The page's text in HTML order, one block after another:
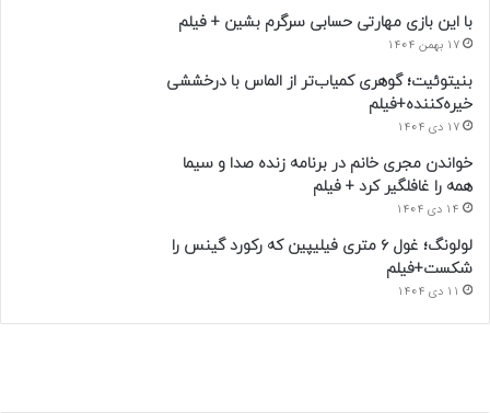
با این بازی مهارتی حسابی سرگرم بشین + فیلم
17 بهمن 1404
بنیتوئیت؛ گوهری کمیاب‌تر از الماس با درخششی
خیره‌کننده+فیلم
17 دی 1404
خواندن مجری خانم در برنامه زنده صدا و سیما
همه را غافلگیر کرد + فیلم
14 دی 1404
لولونگ؛ غول ۶ متری فیلیپین که رکورد گینس را
شکست+فیلم
11 دی 1404